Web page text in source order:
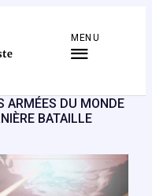
MENU
ARMÉES DU MONDE
BATAILLE